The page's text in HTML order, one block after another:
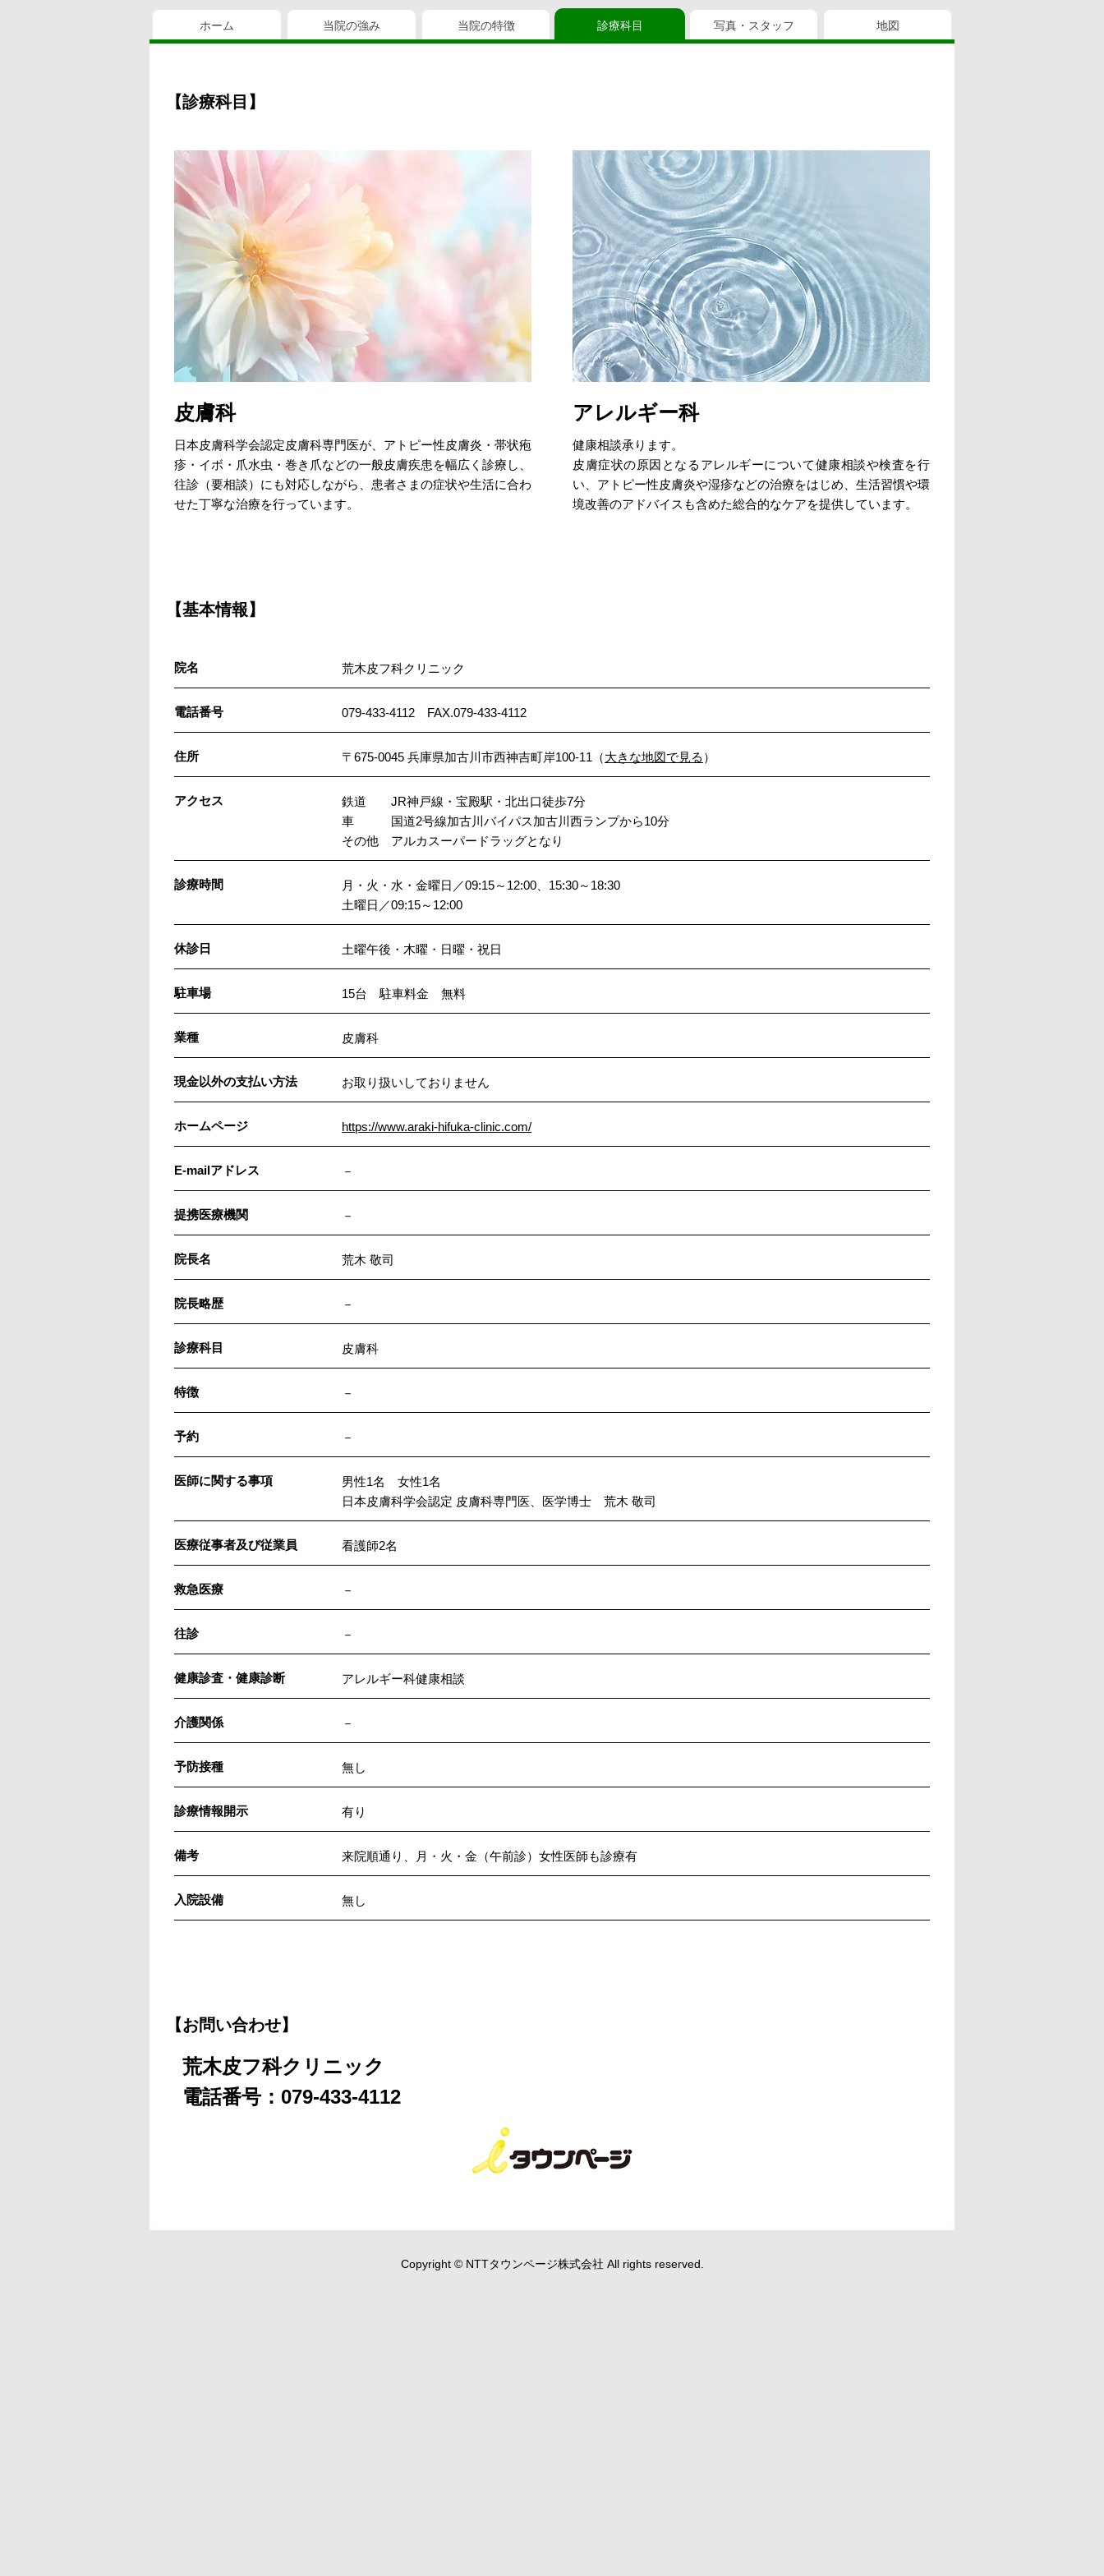
ホーム 当院の強み 当院の特徴 診療科目 写真・スタッフ 地図
【診療科目】
皮膚科
日本皮膚科学会認定皮膚科専門医が、アトピー性皮膚炎・帯状疱
疹・イボ・爪水虫・巻き爪などの一般皮膚疾患を幅広く診療し、
往診（要相談）にも対応しながら、患者さまの症状や生活に合わ
せた丁寧な治療を行っています。
アレルギー科
健康相談承ります。
皮膚症状の原因となるアレルギーについて健康相談や検査を行
い、アトピー性皮膚炎や湿疹などの治療をはじめ、生活習慣や環
境改善のアドバイスも含めた総合的なケアを提供しています。
【基本情報】
院名 荒木皮フ科クリニック
電話番号 079-433-4112 FAX.079-433-4112
住所 〒675-0045 兵庫県加古川市西神吉町岸100-11（大きな地図で見る ）
アクセス
鉄道 JR神戸線・宝殿駅・北出口徒歩7分
車 国道2号線加古川バイパス加古川西ランプから10分
その他 アルカスーパードラッグとなり
診療時間
月・火・水・金曜日／09:15～12:00、15:30～18:30
土曜日／09:15～12:00
休診日 土曜午後・木曜・日曜・祝日
駐車場 15台 駐車料金 無料
業種 皮膚科
現金以外の支払い方法 お取り扱いしておりません
ホームページ https://www.araki-hifuka-clinic.com/
E-mailアドレス －
提携医療機関 －
院長名 荒木 敬司
院長略歴 －
診療科目 皮膚科
特徴 －
予約 －
医師に関する事項
男性1名 女性1名
日本皮膚科学会認定 皮膚科専門医、医学博士 荒木 敬司
医療従事者及び従業員 看護師2名
救急医療 －
往診 －
健康診査・健康診断 アレルギー科健康相談
介護関係 －
予防接種 無し
診療情報開示 有り
備考 来院順通り、月・火・金（午前診）女性医師も診療有
入院設備 無し
【お問い合わせ】
荒木皮フ科クリニック
電話番号：079-433-4112
Copyright © NTTタウンページ株式会社 All rights reserved.